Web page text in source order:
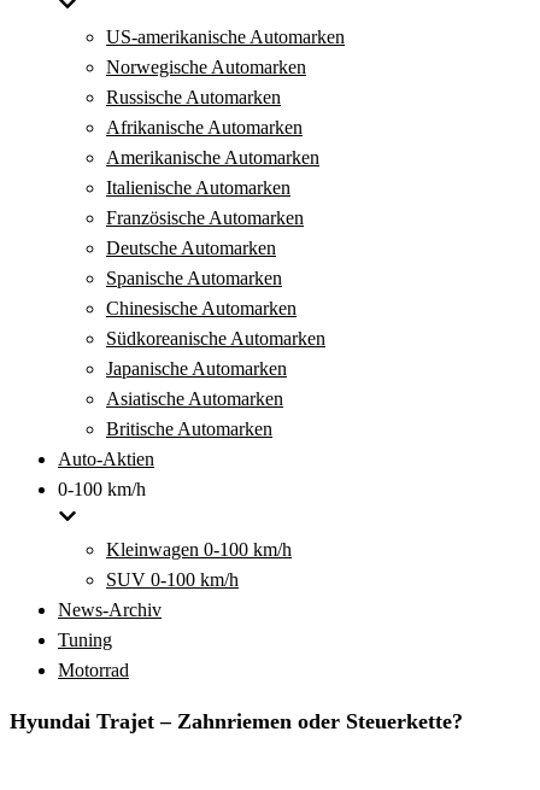
US-amerikanische Automarken
Norwegische Automarken
Russische Automarken
Afrikanische Automarken
Amerikanische Automarken
Italienische Automarken
Französische Automarken
Deutsche Automarken
Spanische Automarken
Chinesische Automarken
Südkoreanische Automarken
Japanische Automarken
Asiatische Automarken
Britische Automarken
Auto-Aktien
0-100 km/h
Kleinwagen 0-100 km/h
SUV 0-100 km/h
News-Archiv
Tuning
Motorrad
Hyundai Trajet – Zahnriemen oder Steuerkette?